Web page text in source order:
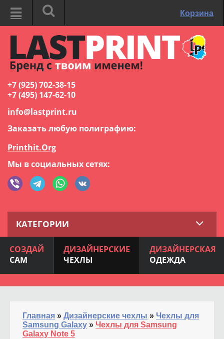
Корзина
+7 (925) 702-38-15
+7 (495) 147-62-10
info@lastprint.ru
Заказать любую полиграфию:
Printhit.Org
Мы в социальных сетях:
КАТЕГОРИИ
СОЗДАЙ
САМ
ДИЗАЙНЕРСКИЕ
ЧЕХЛЫ
ДИЗАЙНЕРСКАЯ
ОДЕЖДА
Главная » Дизайнерские чехлы » Чехлы для
Samsung Galaxy » Чехлы для Samsung
Galaxy Note 5